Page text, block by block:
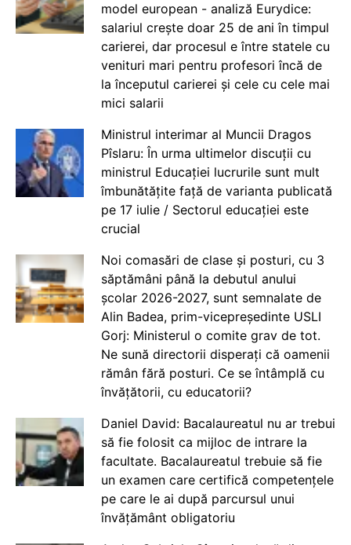
model european - analiză Eurydice:
salariul crește doar 25 de ani în timpul
carierei, dar procesul e între statele cu
venituri mari pentru profesori încă de
la începutul carierei și cele cu cele mai
mici salarii
Ministrul interimar al Muncii Dragos
Pîslaru: În urma ultimelor discuții cu
ministrul Educației lucrurile sunt mult
îmbunătățite față de varianta publicată
pe 17 iulie / Sectorul educației este
crucial
Noi comasări de clase și posturi, cu 3
săptămâni până la debutul anului
școlar 2026-2027, sunt semnalate de
Alin Badea, prim-vicepreședinte USLI
Gorj: Ministerul o comite grav de tot.
Ne sună directorii disperați că oamenii
rămân fără posturi. Ce se întâmplă cu
învățătorii, cu educatorii?
Daniel David: Bacalaureatul nu ar trebui
să fie folosit ca mijloc de intrare la
facultate. Bacalaureatul trebuie să fie
un examen care certifică competențele
pe care le ai după parcursul unui
învățământ obligatoriu